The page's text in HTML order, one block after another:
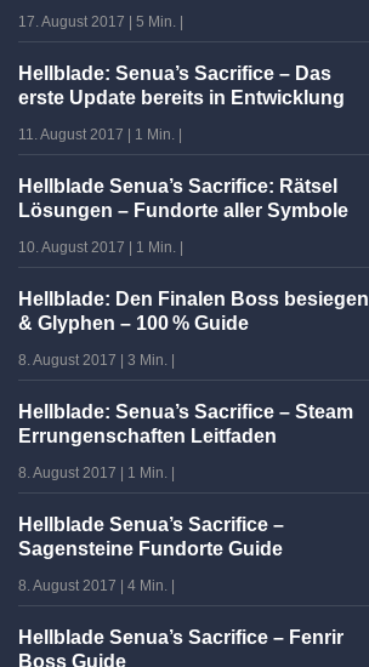
17. August 2017 5 Min.
Hellblade: Senua’s Sacrifice – Das
erste Update bereits in Entwicklung
11. August 2017 1 Min.
Hellblade Senua’s Sacrifice: Rätsel
Lösungen – Fundorte aller Symbole
10. August 2017 1 Min.
Hellblade: Den Finalen Boss besiegen
& Glyphen – 100 % Guide
8. August 2017 3 Min.
Hellblade: Senua’s Sacrifice – Steam
Errungenschaften Leitfaden
8. August 2017 1 Min.
Hellblade Senua’s Sacrifice –
Sagensteine Fundorte Guide
8. August 2017 4 Min.
Hellblade Senua’s Sacrifice – Fenrir
Boss Guide